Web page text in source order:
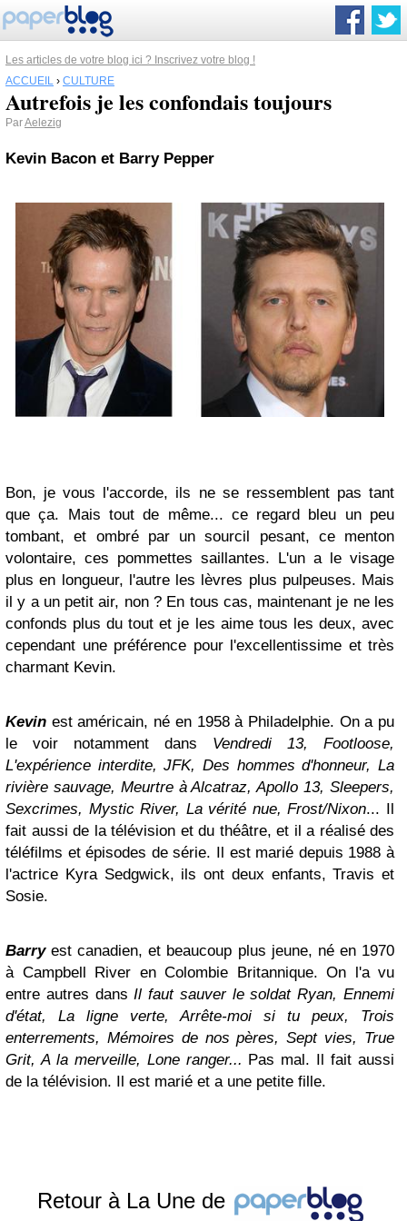
Les articles de votre blog ici ? Inscrivez votre blog !
ACCUEIL › CULTURE
Autrefois je les confondais toujours
ParAelezig
Kevin Bacon et Barry Pepper
Bon, je vous l'accorde, ils ne se ressemblent pas tant
que ça. Mais tout de même... ce regard bleu un peu
tombant, et ombré par un sourcil pesant, ce menton
volontaire, ces pommettes saillantes. L'un a le visage
plus en longueur, l'autre les lèvres plus pulpeuses. Mais
il y a un petit air, non ? En tous cas, maintenant je ne les
confonds plus du tout et je les aime tous les deux, avec
cependant une préférence pour l'excellentissime et très
charmant Kevin.
Kevin est américain, né en 1958 à Philadelphie. On a pu
le voir notamment dans Vendredi 13, Footloose,
L'expérience interdite, JFK, Des hommes d'honneur, La
rivière sauvage, Meurtre à Alcatraz, Apollo 13, Sleepers,
Sexcrimes, Mystic River, La vérité nue, Frost/Nixon... Il
fait aussi de la télévision et du théâtre, et il a réalisé des
téléfilms et épisodes de série. Il est marié depuis 1988 à
l'actrice Kyra Sedgwick, ils ont deux enfants, Travis et
Sosie.
Barry est canadien, et beaucoup plus jeune, né en 1970
à Campbell River en Colombie Britannique. On l'a vu
entre autres dans Il faut sauver le soldat Ryan, Ennemi
d'état, La ligne verte, Arrête-moi si tu peux, Trois
enterrements, Mémoires de nos pères, Sept vies, True
Grit, A la merveille, Lone ranger... Pas mal. Il fait aussi
de la télévision. Il est marié et a une petite fille.
Retour à La Une de